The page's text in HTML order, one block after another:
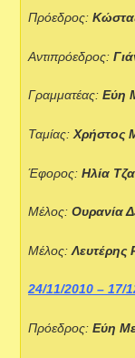
Πρόεδρος:
Αντιπρόεδρος:
Γραμματέας:Εύη
Ταμίας:Χρήστος
Έφορος:Ηλία
Μέλος:Ουρανία
Μέλος:
24/11/2010 – 17/
Πρόεδρος:Εύη